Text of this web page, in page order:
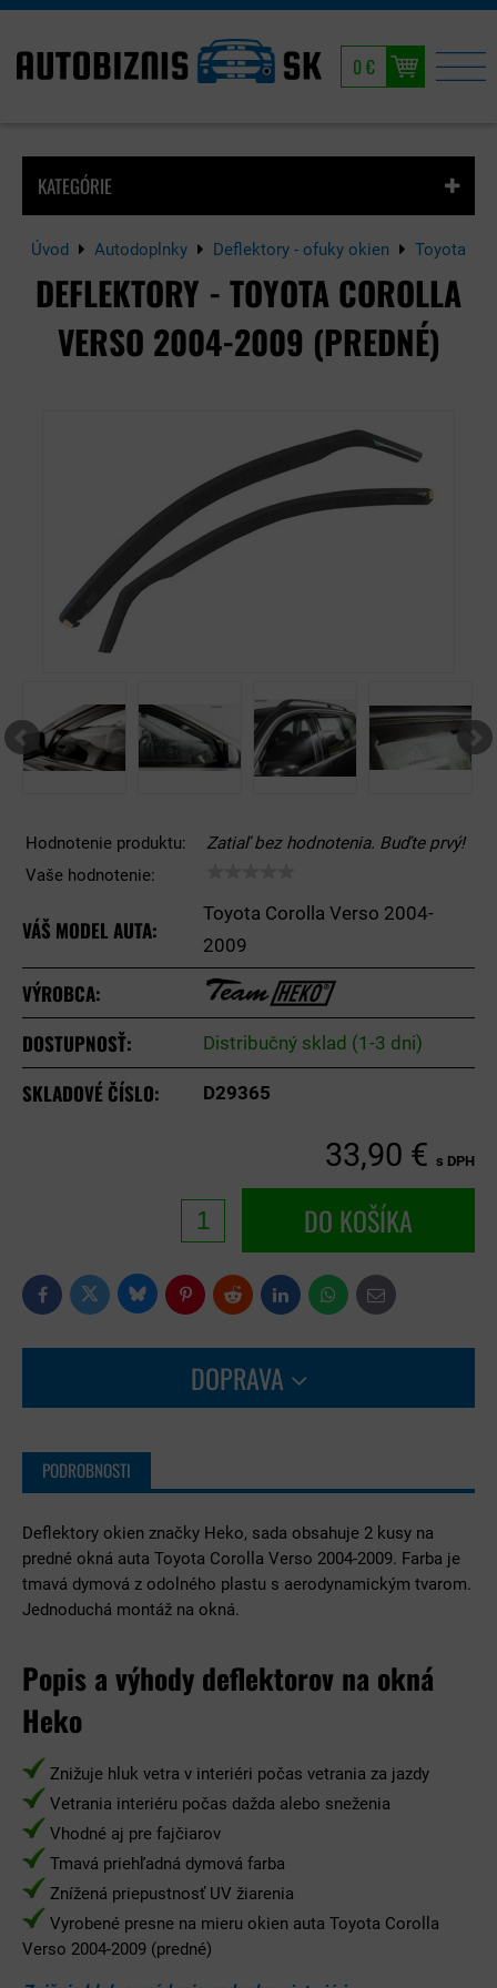
0 €
KATEGÓRIE
Úvod Autodoplnky Deflektory - ofuky okien Toyota
DEFLEKTORY - TOYOTA COROLLA
VERSO 2004-2009 (PREDNÉ)
Hodnotenie produktu:
Zatiaľ bez hodnotenia. Buďte prvý!
Vaše hodnotenie:
VÁŠ MODEL AUTA:
Toyota Corolla Verso 2004-
2009
VÝROBCA:
DOSTUPNOSŤ:
Distribučný sklad (1-3 dni)
SKLADOVÉ ČÍSLO: D29365
33,90 € s DPH
DO KOŠÍKA
FacebookTwitter BlueskyPinterestReddit LinkedInWhatsApp
E-
mail
DOPRAVA
PODROBNOSTI
Deflektory okien značky Heko, sada obsahuje 2 kusy na
predné okná auta Toyota Corolla Verso 2004-2009. Farba je
tmavá dymová z odolného plastu s aerodynamickým tvarom.
Jednoduchá montáž na okná.
Popis a výhody deflektorov na okná
Heko
Znižuje hluk vetra v interiéri počas vetrania za jazdy
Vetrania interiéru počas dažda alebo sneženia
Vhodné aj pre fajčiarov
Tmavá priehľadná dymová farba
Znížená priepustnosť UV žiarenia
Vyrobené presne na mieru okien auta Toyota Corolla
Verso 2004-2009 (predné)